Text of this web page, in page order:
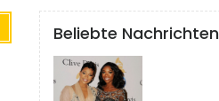
Beliebte Nachrichten